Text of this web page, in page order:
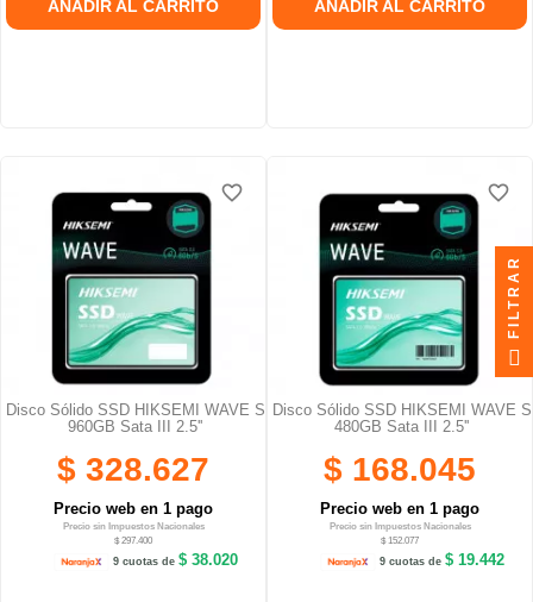
AÑADIR AL CARRITO AÑADIR AL CARRITO
Disco Sólido SSD HIKSEMI WAVE S
960GB Sata III 2.5''
$ 328.627
Precio web en 1 pago
Precio sin Impuestos Nacionales
$ 297.400
9 cuotas de$ 38.020
favorite_border
favorite_border
Disco Sólido SSD HIKSEMI WAVE S
480GB Sata III 2.5''
$ 168.045
Precio web en 1 pago
Precio sin Impuestos Nacionales
$ 152.077
9 cuotas de$ 19.442
favorite_border
favorite_border
FILTRAR